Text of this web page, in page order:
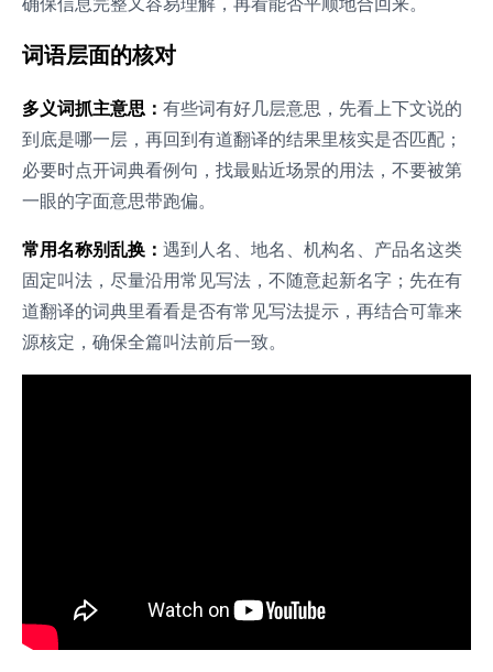
词语层面的核对
多义词抓主意思： 有些词有好几层意思，先看上下文说的
到底是哪一层，再回到有道翻译的结果里核实是否匹配；
必要时点开词典看例句，找最贴近场景的用法，不要被第
一眼的字面意思带跑偏。
常用名称别乱换： 遇到人名、地名、机构名、产品名这类
固定叫法，尽量沿用常见写法，不随意起新名字；先在有
道翻译的词典里看看是否有常见写法提示，再结合可靠来
源核定，确保全篇叫法前后一致。